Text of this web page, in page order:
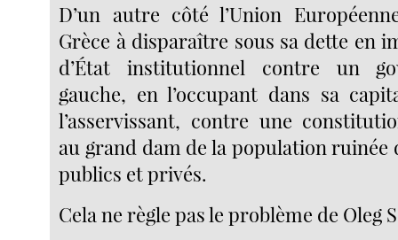
D’un autre côté l’Union
Grèce à disparaître sous sa dette en
d’État institutionnel contre un
gauche, en l’occupant dans sa
l’asservissant, contre une
au grand dam de la population ruinée
publics et privés.
Cela ne règle pas le problème de Oleg